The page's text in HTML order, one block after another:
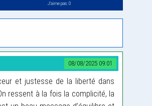
J’aime pas: 0
08/08/2025 09:01
et justesse de la liberté dans
ressent à la fois la complicité, la